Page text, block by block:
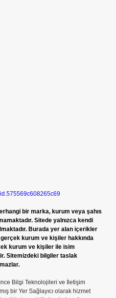
bir marka, kurum veya şahıs
Sitede yalnızca kendi
Burada yer alan içerikler
kurum ve kişiler hakkında
kurum ve kişiler ile isim
Sitemizdeki bilgiler taslak
Bilgi Teknolojileri ve İletişim
bir Yer Sağlayıcı olarak hizmet